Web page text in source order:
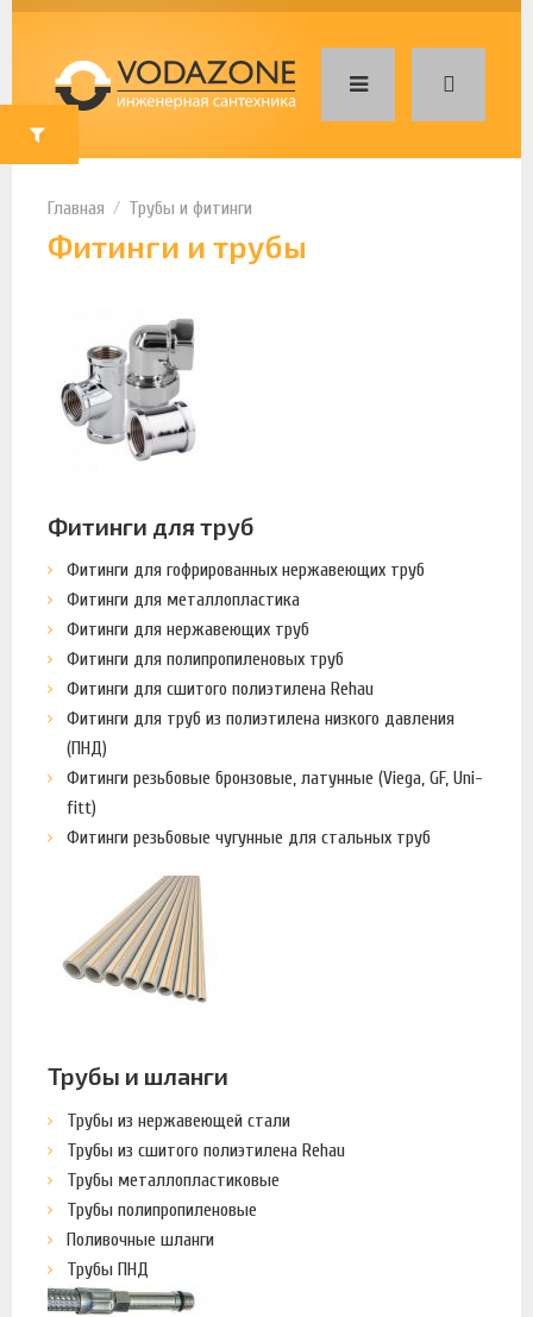
Трубы и фитинги
Фитинги и трубы
Фитинги для труб
Фитинги для гофрированных нержавеющих труб
Фитинги для металлопластика
Фитинги для нержавеющих труб
Фитинги для полипропиленовых труб
Фитинги для сшитого полиэтилена Rehau
Фитинги для труб из полиэтилена низкого давления
(ПНД)
Фитинги резьбовые бронзовые, латунные (Viega, GF, Uni-
fitt)
Фитинги резьбовые чугунные для стальных труб
Трубы и шланги
Трубы из нержавеющей стали
Трубы из сшитого полиэтилена Rehau
Трубы металлопластиковые
Трубы полипропиленовые
Поливочные шланги
Трубы ПНД